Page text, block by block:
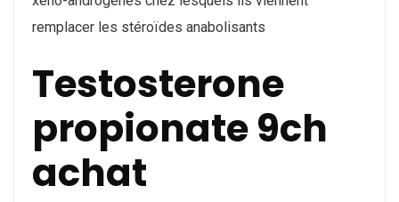
remplacer les stéroïdes anabolisants
Testosterone
propionate 9ch
achat